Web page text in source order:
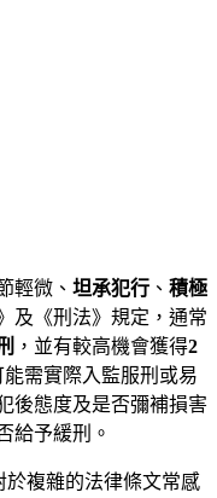
輕微、 坦承犯行 、 積極
及《刑法》規定，通常
，並有較高機會獲得2
能需實際入監服刑或易
後態度及是否彌補損害
給予緩刑。
於複雜的法律條文常感